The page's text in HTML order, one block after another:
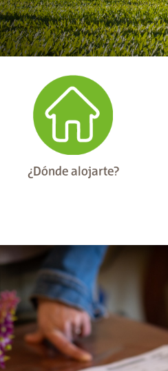
para
¿Dónde alojarte?